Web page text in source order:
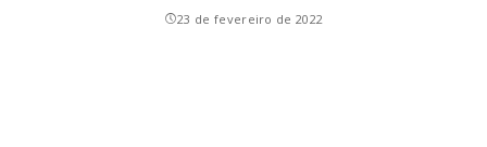
23 de fevereiro de 2022